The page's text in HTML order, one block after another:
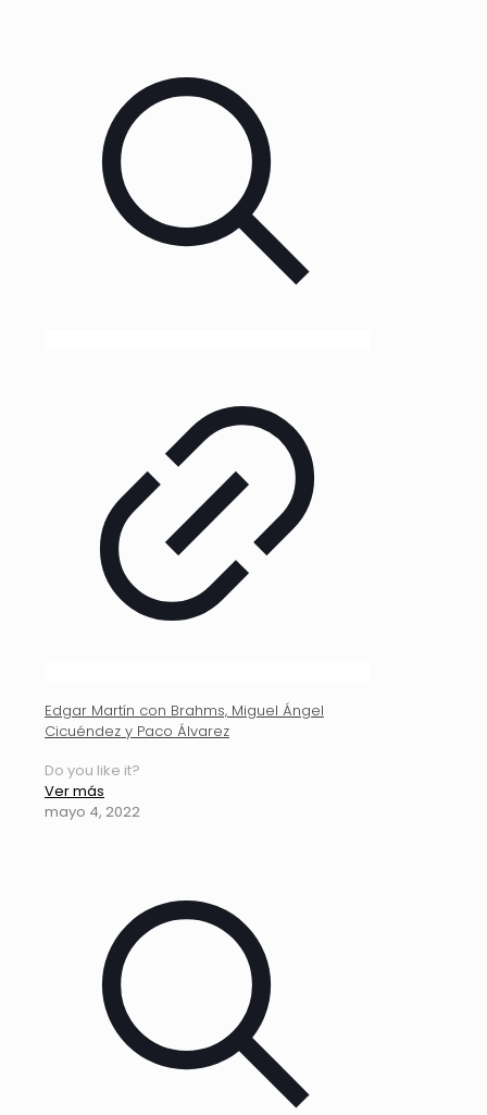
Edgar Martín con Brahms, Miguel Ángel
Cicuéndez y Paco Álvarez
Do you like it?
Ver más
mayo 4, 2022